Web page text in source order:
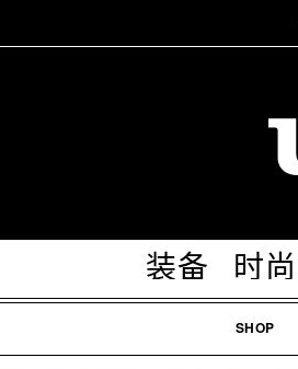
装备 时尚
SHOP